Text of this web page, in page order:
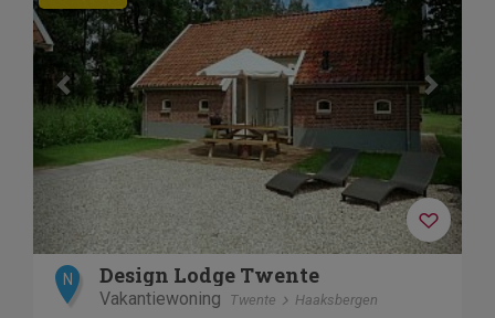
N Design Lodge Twente
Vakantiewoning Twente Haaksbergen